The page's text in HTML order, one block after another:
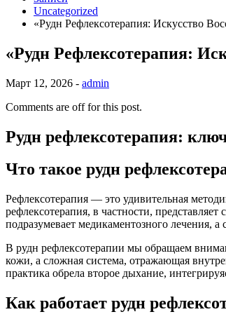
Uncategorized
«Рудн Рефлексотерапия: Искусство
«Рудн Рефлексотерапия:
Март 12, 2026 - admin
Comments are off for this post.
Рудн рефлексотерапия:
Что такое рудн
Рефлексотерапия — это удивительная
рефлексотерапия, в частности,
подразумевает медикаментозного лечения,
В рудн рефлексотерапии мы обращаем
кожи, а сложная система, отражающая
практика обрела второе дыхание,
Как работает рудн